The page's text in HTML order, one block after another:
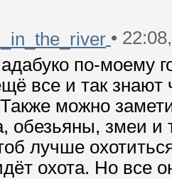
•
по-моему
все и так знают
Также можно
обезьяны, змеи и
лучше
охота. Но все